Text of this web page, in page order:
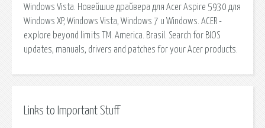
Windows Vista. Новейшие драйвера для Acer Aspire 5930 для
Windows XP, Windows Vista, Windows 7 и Windows. ACER -
explore beyond limits TM. America. Brasil. Search for BIOS
updates, manuals, drivers and patches for your Acer products.
Links to Important Stuff